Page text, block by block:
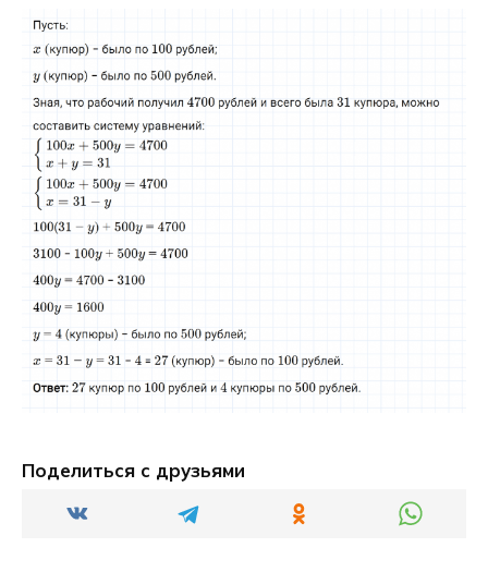
Поделиться с друзьями